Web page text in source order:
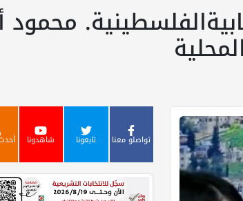
محمود
تواصلو معنا تابعونا شاهدونا